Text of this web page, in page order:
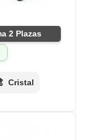
2 Plazas
Cristal